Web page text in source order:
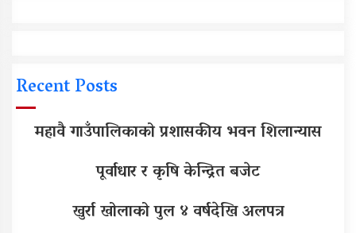
Recent Posts
महावै गाउँपालिकाको प्रशासकीय भवन शिलान्यास
पूर्वाधार र कृषि केन्द्रित बजेट
खुर्रा खोलाको पुल ४ वर्षदेखि अलपत्र